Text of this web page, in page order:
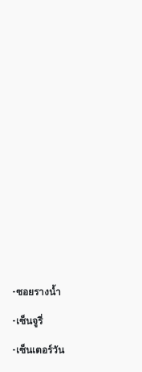
-ซอยรางน้ำ
-เซ็นจูรี่
-เซ็นเตอร์วัน